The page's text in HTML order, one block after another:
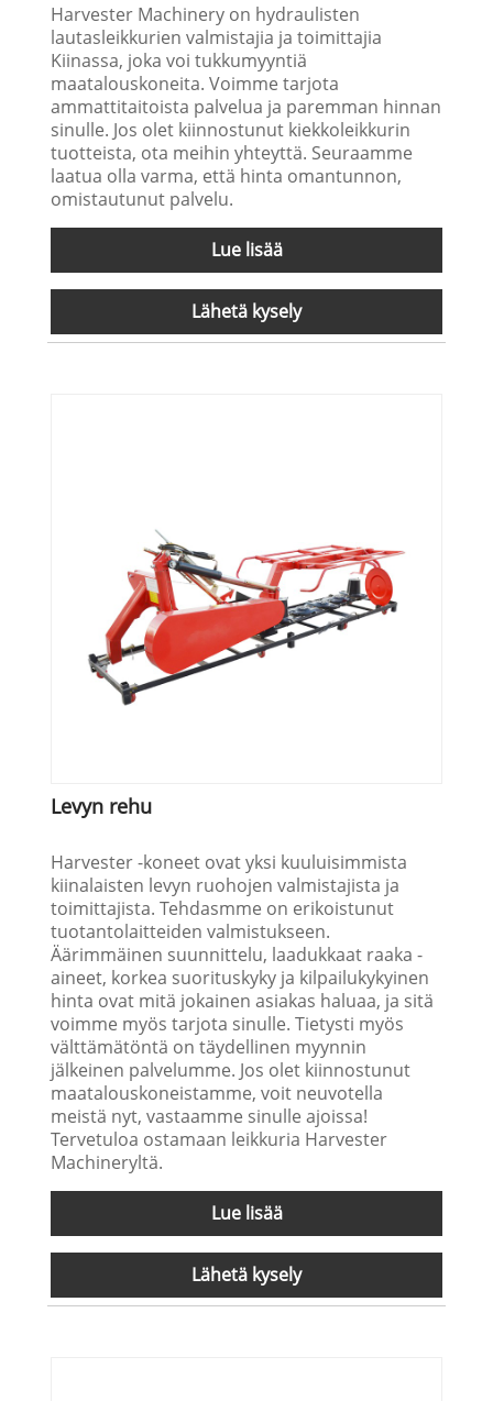
Harvester Machinery on hydraulisten
lautasleikkurien valmistajia ja toimittajia
Kiinassa, joka voi tukkumyyntiä
maatalouskoneita. Voimme tarjota
ammattitaitoista palvelua ja paremman hinnan
sinulle. Jos olet kiinnostunut kiekkoleikkurin
tuotteista, ota meihin yhteyttä. Seuraamme
laatua olla varma, että hinta omantunnon,
omistautunut palvelu.
Lue lisää
Lähetä kysely
Levyn rehu
Harvester -koneet ovat yksi kuuluisimmista
kiinalaisten levyn ruohojen valmistajista ja
toimittajista. Tehdasmme on erikoistunut
tuotantolaitteiden valmistukseen.
Äärimmäinen suunnittelu, laadukkaat raaka -
aineet, korkea suorituskyky ja kilpailukykyinen
hinta ovat mitä jokainen asiakas haluaa, ja sitä
voimme myös tarjota sinulle. Tietysti myös
välttämätöntä on täydellinen myynnin
jälkeinen palvelumme. Jos olet kiinnostunut
maatalouskoneistamme, voit neuvotella
meistä nyt, vastaamme sinulle ajoissa!
Tervetuloa ostamaan leikkuria Harvester
Machineryltä.
Lue lisää
Lähetä kysely